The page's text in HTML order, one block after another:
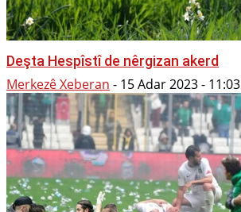
Deşta Hespîstî de nêrgizan akerd
Merkezê Xeberan - 15 Adar 2023 - 11:03